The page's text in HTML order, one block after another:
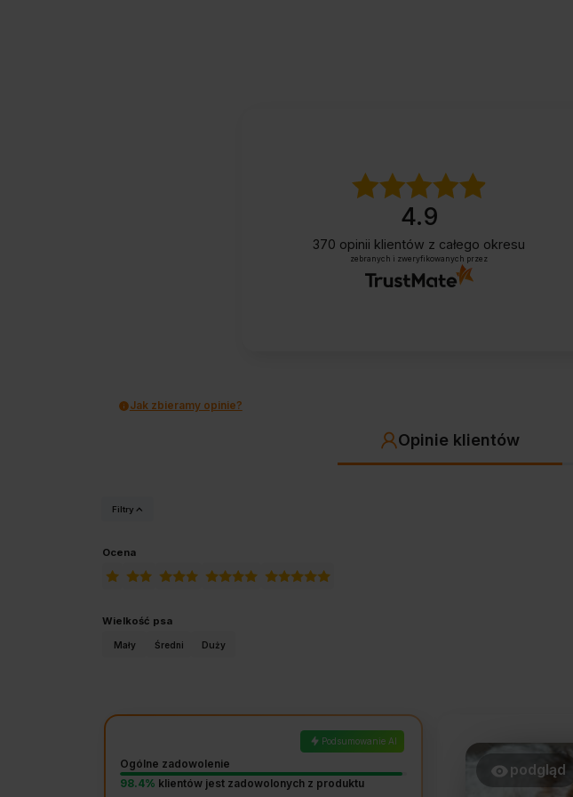
4.9
370 opinii klientów z całego okresu
zebranych i zweryfikowanych przez
Jak zbieramy opinie?
Opinie klientów
Filtry
Ocena
Wielkość psa
Mały Średni Duży
Podsumowanie AI
Ogólne zadowolenie
98.4% klientów jest zadowolonych z produktu
podgląd